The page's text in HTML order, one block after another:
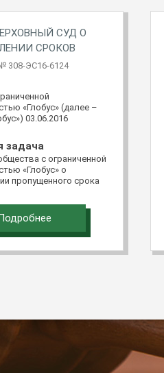
СУД О
СРОКОВ
ЭС16-6124
«Глобус» (далее –
03.06.2016
через систему
в электронном
с кассационной
Арбитражного суда
округа от
задача
с ограниченной
«Глобус» о
пропущенного срока